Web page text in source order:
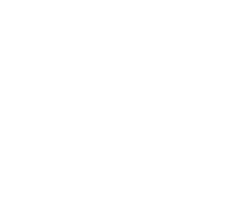
内の大手半導体企業では、デ
、Google検索アルゴリズム
ことを目指しています。